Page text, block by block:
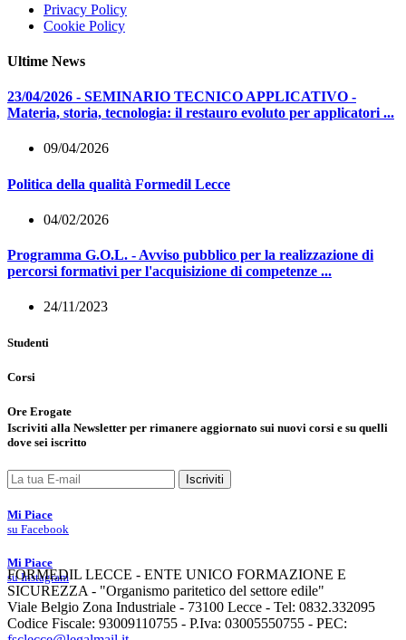
Privacy Policy
Cookie Policy
Ultime News
23/04/2026 - SEMINARIO TECNICO APPLICATIVO -
Materia, storia, tecnologia: il restauro evoluto per applicatori ...
09/04/2026
Politica della qualità Formedil Lecce
04/02/2026
Programma G.O.L. - Avviso pubblico per la realizzazione di
percorsi formativi per l'acquisizione di competenze ...
24/11/2023
Studenti
Corsi
Ore Erogate
Iscriviti alla Newsletter per rimanere aggiornato sui nuovi corsi e su quelli
dove sei iscritto
Iscriviti
Mi Piace
su Facebook
Mi Piace
su Instagram
FORMEDIL LECCE - ENTE UNICO FORMAZIONE E
SICUREZZA - "Organismo paritetico del settore edile"
Viale Belgio Zona Industriale - 73100 Lecce - Tel: 0832.332095
Codice Fiscale: 93009110755 - P.Iva: 03005550755 - PEC: